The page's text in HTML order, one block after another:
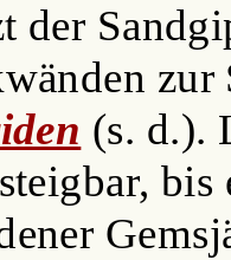
der
zur
(s. d.).
bis